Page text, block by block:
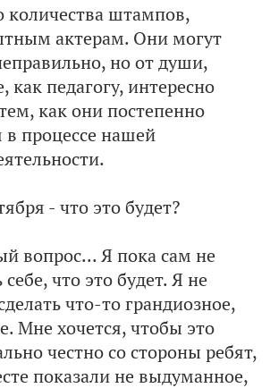
количества штампов,
актерам. Они могут
но от души,
как педагогу, интересно
как они постепенно
в процессе нашей
- что это будет?
вопрос... Я пока сам не
что это будет. Я не
что-то грандиозное,
Мне хочется, чтобы это
честно со стороны ребят,
показали не выдуманное,